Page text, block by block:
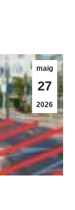
maig
27
2026